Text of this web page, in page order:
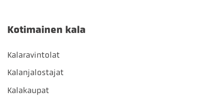
Kotimainen kala
Kalaravintolat
Kalanjalostajat
Kalakaupat